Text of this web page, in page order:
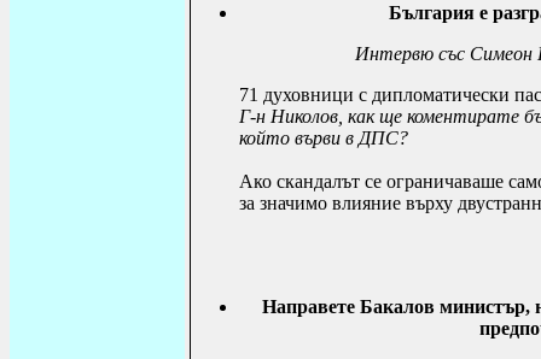
България е
Интервю със Симеон
71 духовници с дипломатически
Г-н Николов, как ще коментирате
който върви в ДПС?
Ако скандалът се ограничаваше
за значимо влияние върху
Направете Бакалов министър,